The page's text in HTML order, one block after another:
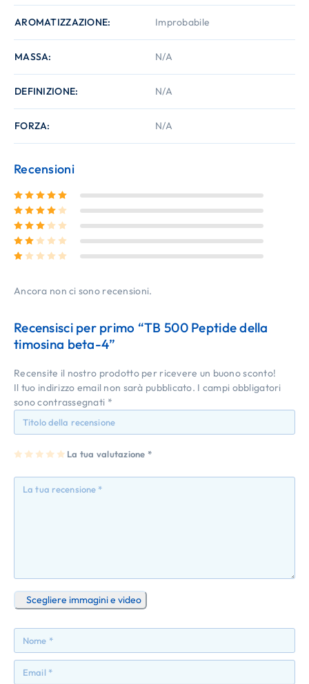
AROMATIZZAZIONE Improbabile
MASSA N/A
DEFINIZIONE N/A
FORZA N/A
Recensioni
Valutato5su 5
Valutato4su 5
Valutato3su 5
Valutato
2su 5
Valutato1 su 5
Ancora non ci sono recensioni.
Recensisci per primo “TB 500 Peptide della
timosina beta-4”
Recensite il nostro prodotto per ricevere un buono sconto!
Il tuo indirizzo email non sarà pubblicato. I campi obbligatori
sono contrassegnati *
La tua valutazione *
1
st
a
2
e
su
5
3
st
e
su
5
4
e
su
5
5
st
e
su
5
Scegliere immagini e video